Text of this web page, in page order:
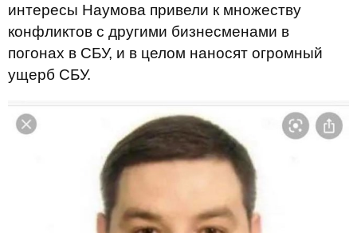
интересы Наумова привели к множеству
конфликтов с другими бизнесменами в
погонах в СБУ, и в целом наносят огромный
ущерб СБУ.